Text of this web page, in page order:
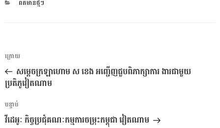
CATEGORIES
ពត៌មានថ្មីៗ
ការ​
នាំទិស​
ប្រកាស
អត្ថបទ
មុន
ក្រោយ
សម្តេចក្រឡាហោម ស ខេង អញ្ជើញជួបពិភាក្សាការ ងារជាមួយ
ប្រតិភូវៀតណាម
អត្ថបទ
បន្ទាប់
បន្ទាប់
វីដេអូៈ កិច្ចប្រជុំគណៈកម្មការចម្រុះកម្ពុជា វៀតណាម